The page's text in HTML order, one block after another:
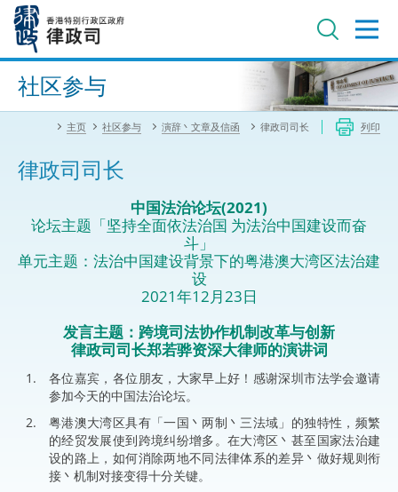
内
进阶搜寻
社区参与
主页 社区参与 演辞丶文章及信函 律政司司长 列印
律政司司长
中国法治论坛(2021)
论坛主题「坚持全面依法治国 为法治中国建设而奋
斗」
单元主题：法治中国建设背景下的粤港澳大湾区法治建
设
2021年12月23日
发言主题：跨境司法协作机制改革与创新
律政司司长郑若骅资深大律师的演讲词
各位嘉宾，各位朋友，大家早上好！感谢深圳市法学会邀请
参加今天的中国法治论坛。
粤港澳大湾区具有「一国丶两制丶三法域」的独特性，频繁
的经贸发展使到跨境纠纷增多。在大湾区丶甚至国家法治建
设的路上，如何消除两地不同法律体系的差异丶做好规则衔
接丶机制对接变得十分关键。